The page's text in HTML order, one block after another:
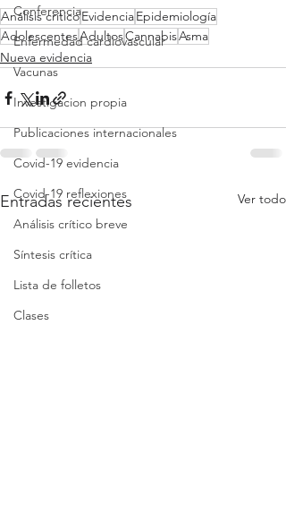
Conferencia
Enfermedad cardiovascular
Vacunas
Investigacion propia
Publicaciones internacionales
Covid-19 evidencia
Covid-19 reflexiones
Análisis crítico breve
Síntesis crítica
Lista de folletos
Clases
Análisis críticoEvidenciaEpidemiología
AdolescentesAdultosCannabisAsma
Nueva evidencia
Entradas recientes Ver todo